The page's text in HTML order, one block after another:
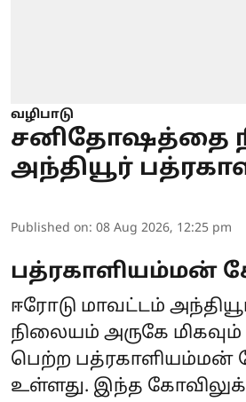
வழிபாடு
சனிதோஷத்தை
அந்தியூர்
Published on: 08 Aug 2026, 12:25 pm
பத்ரகாளியம்மன்
ஈரோடு மாவட்டம்
நிலையம் அருகே மிகவும்
பெற்ற பத்ரகாளியம்மன்
உள்ளது. இந்த